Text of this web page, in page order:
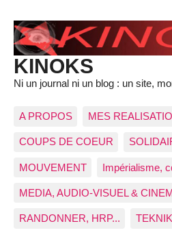
KINOKS
Ni un journal ni un blog : un site,
A PROPOS MES
COUPS DE COEUR
MOUVEMENT Impérialisme,
MEDIA, AUDIO-VISUEL &
RANDONNER, HRP... TEKNIK